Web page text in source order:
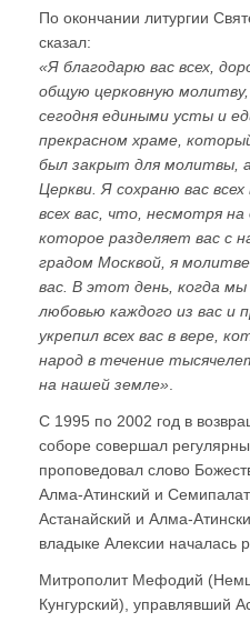
По окончании литургии
сказал:
«Я благодарю вас всех,
общую церковную
сегодня едиными усты и
прекрасном храме,
был закрыт для молитвы,
Церкви. Я сохраню вас
всех вас, что, несмотря
которое разделяет вас с
градом Москвой, я
вас. В этот день, когда
любовью каждого из вас и
укрепил всех вас в вере,
народ в течение
на нашей земле».
С 1995 по 2002 год в
соборе совершал
проповедовал слово
Алма-Атинский и
Астанайский и Алма-
владыке Алексии началась
Митрополит Мефодий
Кунгурский), управлявший